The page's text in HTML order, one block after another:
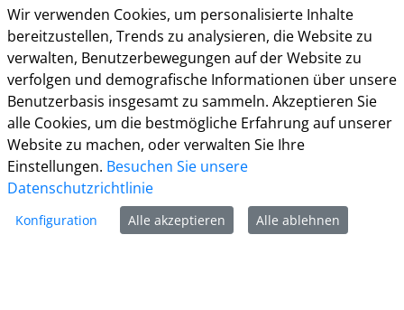
Kontakt
Informationen
Zur Facebook Seite
Zur Instagram Seite
Wir verwenden Cookies, um personalisierte Inhalte
bereitzustellen, Trends zu analysieren, die Website zu
verwalten, Benutzerbewegungen auf der Website zu
verfolgen und demografische Informationen über unsere
Benutzerbasis insgesamt zu sammeln. Akzeptieren Sie
alle Cookies, um die bestmögliche Erfahrung auf unserer
Website zu machen, oder verwalten Sie Ihre
Einstellungen. Besuchen Sie unsere
Datenschutzrichtlinie
Konfiguration Alle akzeptieren Alle ablehnen